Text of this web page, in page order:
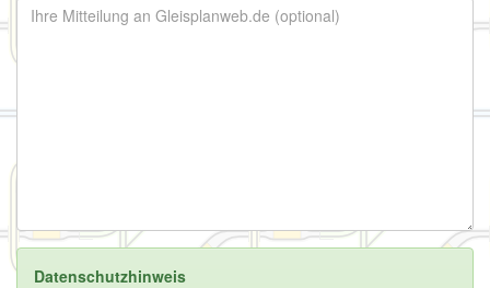
Datenschutzhinweis